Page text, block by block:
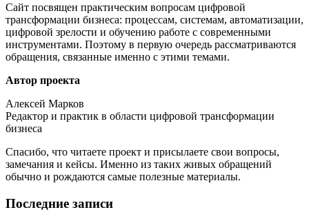
Сайт посвящен практическим вопросам цифровой
трансформации бизнеса: процессам, системам, автоматизации,
цифровой зрелости и обучению работе с современными
инструментами. Поэтому в первую очередь рассматриваются
обращения, связанные именно с этими темами.
Автор проекта
Алексей Марков
Редактор и практик в области цифровой трансформации
бизнеса
Спасибо, что читаете проект и присылаете свои вопросы,
замечания и кейсы. Именно из таких живых обращений
обычно и рождаются самые полезные материалы.
Последние записи